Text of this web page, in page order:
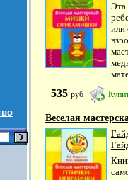
Эта
535 руб
Веселая